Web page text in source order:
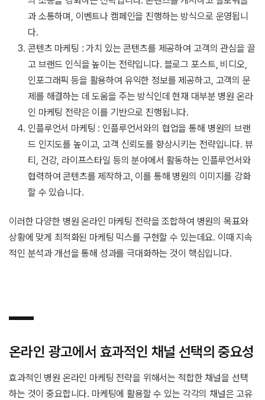
과 소통하며, 이벤트나 캠페인을 진행하는 방식으로 운영됩니
다.
콘텐츠 마케팅 : 가치 있는 콘텐츠를 제공하여 고객의 관심을 끌
고 브랜드 인식을 높이는 전략입니다. 블로그 포스트, 비디오,
인포그래픽 등을 활용하여 유익한 정보를 제공하고, 고객의 문
제를 해결하는 데 도움을 주는 방식인데 현재 대부분 병원 온라
인 마케팅 전략은 이를 기반으로 진행됩니다.
인플루언서 마케팅 : 인플루언서와의 협업을 통해 병원의 브랜
드 인지도를 높이고, 고객 신뢰도를 향상시키는 전략입니다. 뷰
티, 건강, 라이프스타일 등의 분야에서 활동하는 인플루언서와
협력하여 콘텐츠를 제작하고, 이를 통해 병원의 이미지를 강화
할 수 있습니다.
이러한 다양한 병원 온라인 마케팅 전략을 조합하여 병원의 목표와
상황에 맞게 최적화된 마케팅 믹스를 구현할 수 있는데요. 이때 지속
적인 분석과 개선을 통해 성과를 극대화하는 것이 핵심입니다.
온라인 광고에서 효과적인 채널 선택의 중요성
효과적인 병원 온라인 마케팅 전략을 위해서는 적합한 채널을 선택
하는 것이 중요합니다. 마케팅에 활용할 수 있는 각각의 채널은 고유